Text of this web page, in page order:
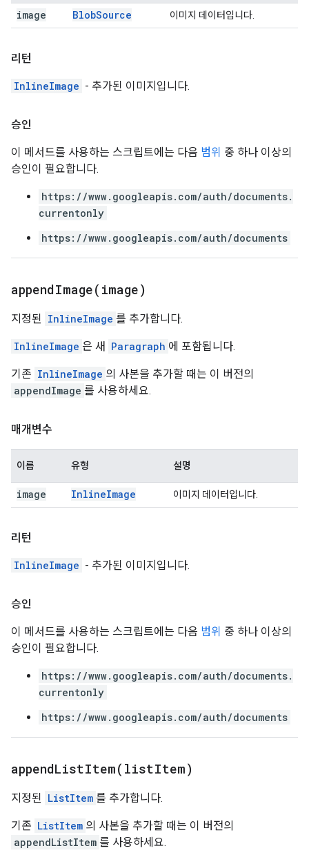
image BlobSource 이미지 데이터입니다.
리턴
InlineImage - 추가된 이미지입니다.
승인
이 메서드를 사용하는 스크립트에는 다음 범위 중 하나 이상의
승인이 필요합니다.
https://www.googleapis.com/auth/documents.
currentonly
https://www.googleapis.com/auth/documents
appendImage( image)
지정된 InlineImage 를 추가합니다.
InlineImage 은 새 Paragraph 에 포함됩니다.
기존 InlineImage 의 사본을 추가할 때는 이 버전의
appendImage 를 사용하세요.
매개변수
이름 유형 설명
image InlineImage 이미지 데이터입니다.
리턴
InlineImage - 추가된 이미지입니다.
승인
이 메서드를 사용하는 스크립트에는 다음 범위 중 하나 이상의
승인이 필요합니다.
https://www.googleapis.com/auth/documents.
currentonly
https://www.googleapis.com/auth/documents
appendListItem( listItem)
지정된 ListItem 를 추가합니다.
기존 ListItem 의 사본을 추가할 때는 이 버전의
appendListItem 를 사용하세요.